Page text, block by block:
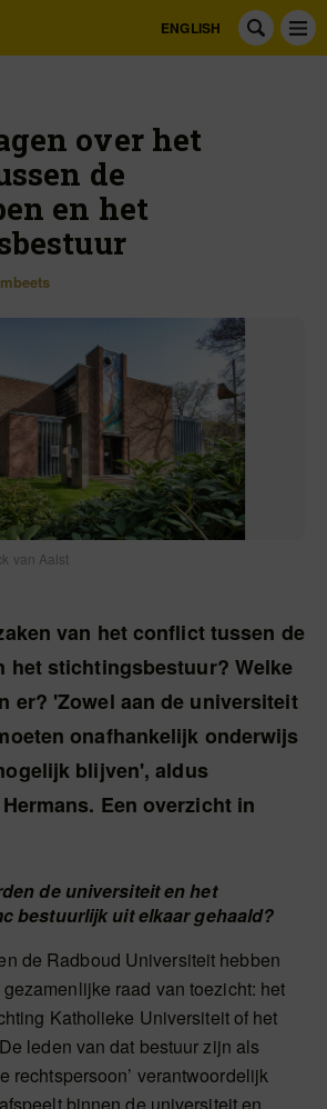
ENGLISH
over het
de
en het
van Aalst
van het conflict tussen de
het stichtingsbestuur? Welke
er? 'Zowel aan de universiteit
onafhankelijk onderwijs
blijven', aldus
Een overzicht in
de universiteit en het
bestuurlijk uit elkaar gehaald?
de Radboud Universiteit hebben
raad van toezicht: het
Katholieke Universiteit of het
leden van dat bestuur zijn als
rechtspersoon’ verantwoordelijk